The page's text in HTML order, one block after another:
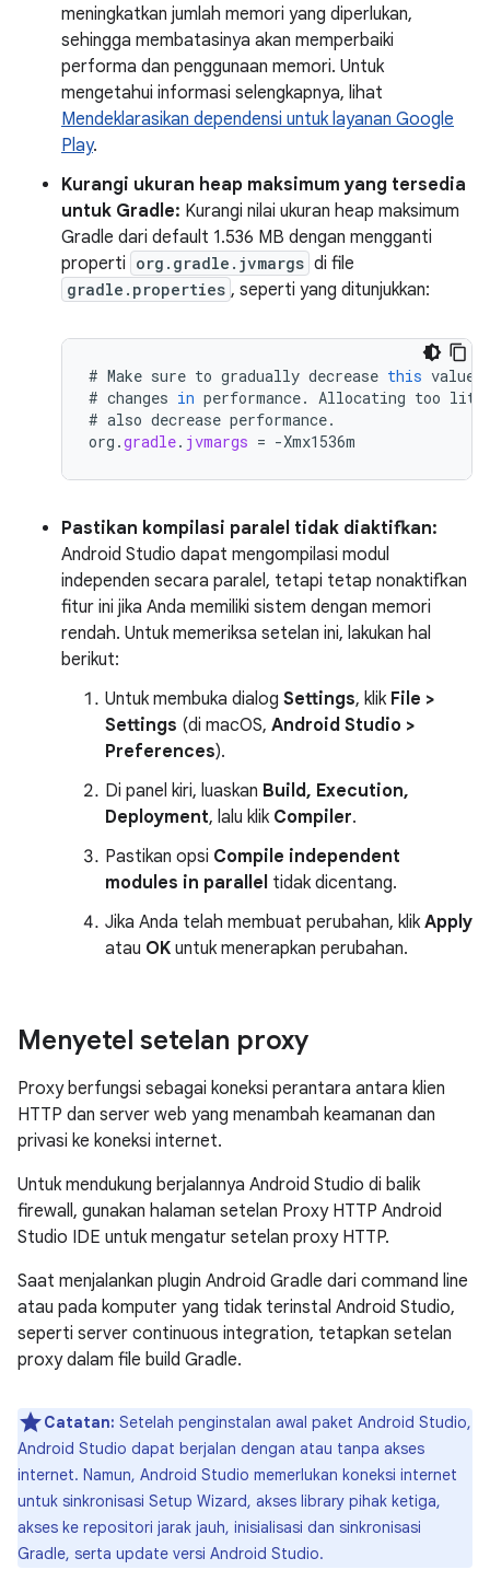
meningkatkan jumlah memori yang diperlukan,
sehingga membatasinya akan memperbaiki
performa dan penggunaan memori. Untuk
mengetahui informasi selengkapnya, lihat
Mendeklarasikan dependensi untuk layanan Google
Play.
Kurangi ukuran heap maksimum yang tersedia
untuk Gradle: Kurangi nilai ukuran heap maksimum
Gradle dari default 1.536 MB dengan mengganti
properti org.gradle.jvmargs di file
gradle.properties , seperti yang ditunjukkan:
# Make sure to gradually decrease this value
# changes in performance. Allocating too
# also decrease performance.
org .gradle. jvmargs = -Xmx1536m
Pastikan kompilasi paralel tidak diaktifkan:
Android Studio dapat mengompilasi modul
independen secara paralel, tetapi tetap nonaktifkan
fitur ini jika Anda memiliki sistem dengan memori
rendah. Untuk memeriksa setelan ini, lakukan hal
berikut:
Untuk membuka dialog Settings, klik File >
Settings (di macOS, Android Studio >
Preferences).
Di panel kiri, luaskan Build, Execution,
Deployment, lalu klik Compiler.
Pastikan opsi Compile independent
modules in parallel tidak dicentang.
Jika Anda telah membuat perubahan, klik Apply
atau OK untuk menerapkan perubahan.
Menyetel setelan proxy
Proxy berfungsi sebagai koneksi perantara antara klien
HTTP dan server web yang menambah keamanan dan
privasi ke koneksi internet.
Untuk mendukung berjalannya Android Studio di balik
firewall, gunakan halaman setelan Proxy HTTP Android
Studio IDE untuk mengatur setelan proxy HTTP.
Saat menjalankan plugin Android Gradle dari command line
atau pada komputer yang tidak terinstal Android Studio,
seperti server continuous integration, tetapkan setelan
proxy dalam file build Gradle.
Catatan: Setelah penginstalan awal paket Android Studio,
Android Studio dapat berjalan dengan atau tanpa akses
internet. Namun, Android Studio memerlukan koneksi internet
untuk sinkronisasi Setup Wizard, akses library pihak ketiga,
akses ke repositori jarak jauh, inisialisasi dan sinkronisasi
Gradle, serta update versi Android Studio.